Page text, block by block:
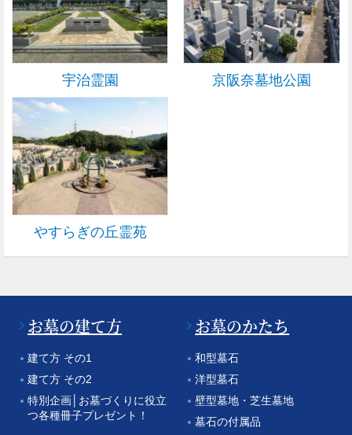
宇治霊園 京阪奈墓地公園
やすらぎの丘霊苑
お墓の建て方
建て方 その1
建て方 その2
特別企画│お墓づくりに役立
つ各種冊子プレゼント！
お墓のかたち
和型墓石
洋型墓石
壁型墓地・芝生墓地
墓石の付属品